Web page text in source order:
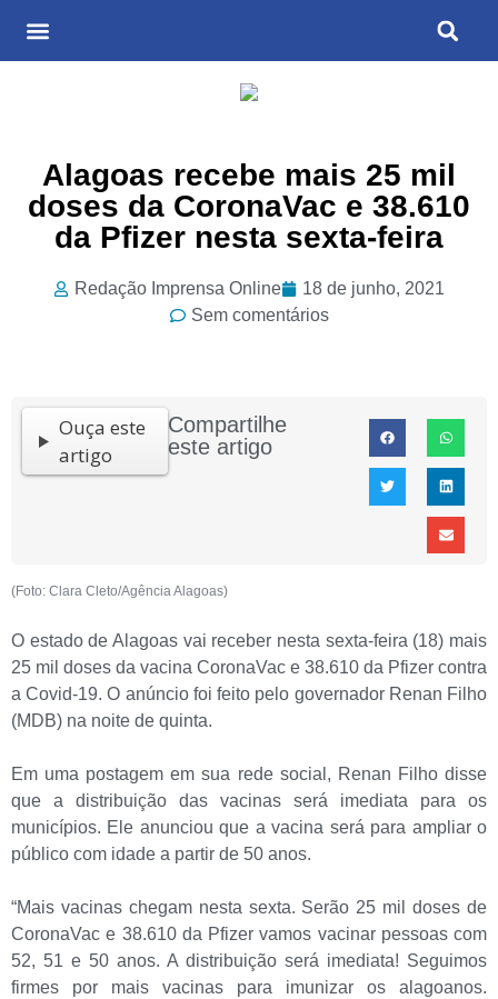
Alagoas recebe mais 25 mil
doses da CoronaVac e 38.610
da Pfizer nesta sexta-feira
Redação Imprensa Online
18 de junho, 2021
Sem comentários
Ouça este
artigo
Compartilhe
este artigo
(Foto: Clara Cleto/Agência Alagoas)
O estado de Alagoas vai receber nesta sexta-feira (18) mais
25 mil doses da vacina CoronaVac e 38.610 da Pfizer contra
a Covid-19. O anúncio foi feito pelo governador Renan Filho
(MDB) na noite de quinta.
Em uma postagem em sua rede social, Renan Filho disse
que a distribuição das vacinas será imediata para os
municípios. Ele anunciou que a vacina será para ampliar o
público com idade a partir de 50 anos.
“Mais vacinas chegam nesta sexta. Serão 25 mil doses de
CoronaVac e 38.610 da Pfizer vamos vacinar pessoas com
52, 51 e 50 anos. A distribuição será imediata! Seguimos
firmes por mais vacinas para imunizar os alagoanos.